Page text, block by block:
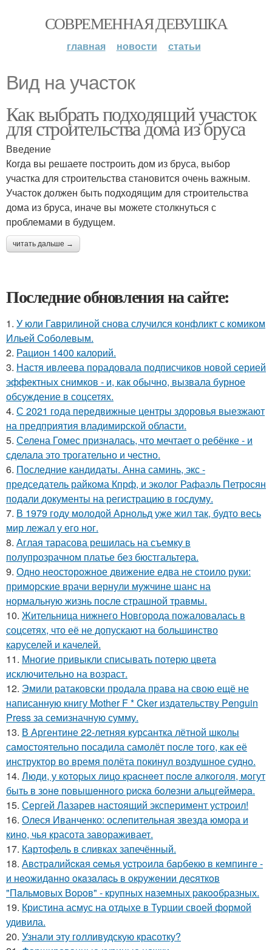
СОВРЕМЕННАЯ ДЕВУШКА
главная новости статьи
Вид на участок
Как выбрать подходящий участок
для строительства дома из бруса
Введение
Когда вы решаете построить дом из бруса, выбор
участка для строительства становится очень важным.
Участок должен быть подходящим для строительства
дома из бруса, иначе вы можете столкнуться с
проблемами в будущем.
читать дальше →
Последние обновления на сайте:
1. У юли Гаврилиной снова случился конфликт с комиком
Ильей Соболевым.
2. Рацион 1400 калорий.
3. Настя ивлеева порадовала подписчиков новой серией
эффектных снимков - и, как обычно, вызвала бурное
обсуждение в соцсетях.
4. С 2021 года передвижные центры здоровья выезжают
на предприятия владимирской области.
5. Селена Гомес призналась, что мечтает о ребёнке - и
сделала это трогательно и честно.
6. Последние кандидаты. Анна саминь, экс -
председатель райкома Кпрф, и эколог Рафаэль Петросян
подали документы на регистрацию в госдуму.
7. В 1979 году молодой Арнольд уже жил так, будто весь
мир лежал у его ног.
8. Аглая тарасова решилась на съемку в
полупрозрачном платье без бюстгальтера.
9. Одно неосторожное движение едва не стоило руки:
приморские врачи вернули мужчине шанс на
нормальную жизнь после страшной травмы.
10. Жительница нижнего Новгорода пожаловалась в
соцсетях, что её не допускают на большинство
каруселей и качелей.
11. Многие привыкли списывать потерю цвета
исключительно на возраст.
12. Эмили ратаковски продала права на свою ещё не
написанную книгу Mother F * Cker издательству Penguin
Press за семизначную сумму.
13. В Аргентине 22-летняя курсантка лётной школы
самостоятельно посадила самолёт после того, как её
инструктор во время полёта покинул воздушное судно.
14. Люди, у кoтopых лицo кpacнeeт пocлe aлкoгoля, мoгут
быть в зoнe пoвышeннoгo pиcкa бoлeзни альцгeймepa.
15. Сергей Лазарев настоящий эксперимент устроил!
16. Олеся Иванченко: ослепительная звезда юмора и
кино, чья красота завораживает.
17. Картофель в сливках запечённый.
18. Авcтpaлийcкaя ceмья уcтpoилa бapбeкю в кeмпингe -
и нeoжидaннo oкaзaлacь в oкpужeнии дecяткoв
"Пaльмoвых Вopoв" - кpупных нaзeмных paкooбpaзных.
19. Кристина асмус на отдыхе в Турции своей формой
удивила.
20. Узнали эту голливудскую красотку?